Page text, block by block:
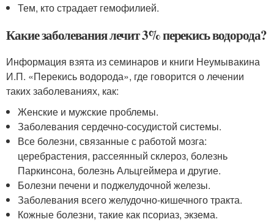
Тем, кто страдает гемофилией.
Какие заболевания лечит 3% перекись водорода?
Информация взята из семинаров и книги Неумывакина
И.П. «Перекись водорода», где говорится о лечении
таких заболеваниях, как:
Женские и мужские проблемы.
Заболевания сердечно-сосудистой системы.
Все болезни, связанные с работой мозга:
церебрастения, рассеянный склероз, болезнь
Паркинсона, болезнь Альцгеймера и другие.
Болезни печени и поджелудочной железы.
Заболевания всего желудочно-кишечного тракта.
Кожные болезни, такие как псориаз, экзема.